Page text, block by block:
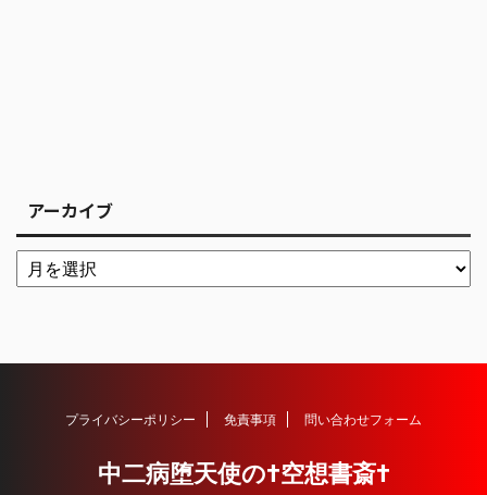
アーカイブ
プライバシーポリシー 免責事項 問い合わせフォーム
中二病堕天使の†空想書斎†